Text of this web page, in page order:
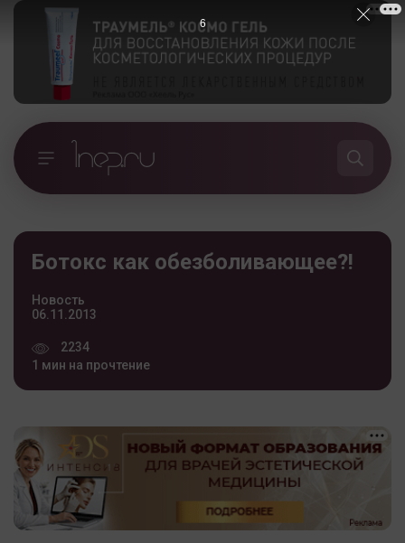
Ботокс как обезболивающее?!
Новость
06.11.2013
2234
1 мин на прочтение
5